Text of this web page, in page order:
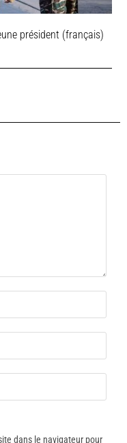
président (français)
dans le navigateur pour